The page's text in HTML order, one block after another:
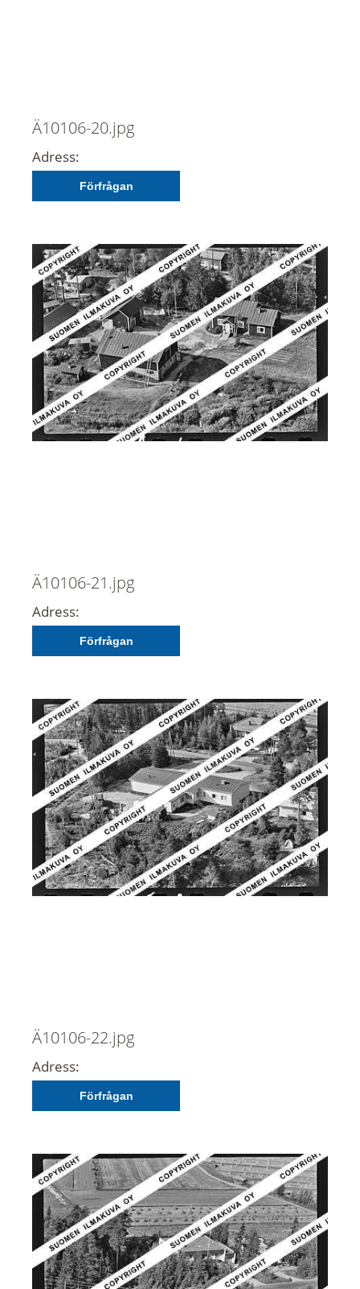
Ä10106-20.jpg
Adress:
Förfrågan
Ä10106-21.jpg
Adress:
Förfrågan
Ä10106-22.jpg
Adress:
Förfrågan